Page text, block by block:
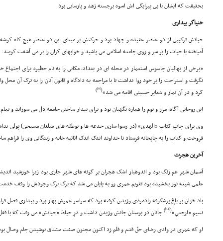
بحقیقت که ایشان با بى پیرایگى اش اسوه برجسته زهد و پارسایى بود
خنیاگر بیدارى
حیاتش ترکیبى از دو عنصر عقیده و جهاد بود و حرکتش بر مبناى این دو عنصر هیچ گاه
آمیخته با حیات را بر سر و روى جامعه اسلامى مى پاشید و خوابهاى گران را بر مى آشفت گویند:
«برخى از بهائیان جاسوس استعمار در محله اى در بغداد، مکانى را به نام حظیره براى اجتماع
نگرفت و استراحت را بر خود روا نداشت تا با مراجعه به دادگاه و قانون آنان را به ترک آن
کرد و در آن نماز و شعایر حسینى اقامه مى شد»(
[9]
)
این روحانى آگاه، مرز و بوم را هماره نگهبان بود و براى بیدار ساختن جامعه دل مى سوزاند
وى براى چاپ کتاب «الهدى» (در رسوا سازى خدعه ها و توطئه هاى مبلغان مسیحى) پولى
فروخت و کتاب را به چاپخانه فرستاد تا خداوند اندک اندک اثاثیه خانه و زندگانى وى را فراهم
آخرین هجرت
آسمان شهر غم رنگ بود و اندوهبار اشک هجران بر گونه هاى شهر جارى بود زیرا خورشید
علمى شیعه نور بخشیده بود تقویم عمرى رو به پایان مى شد که برگ برگ وجودش را وقف
باد خزان بر باغِ پرشکوفه رادمردى وزیدن گرفته بود که سراسر عمرش بهار بود و بیدارى
نسیم «ارجعىِ»(
[11]
)جانان در بوستان جانش وزیدن داشت و درِ حیاط «حیاتش» مى رفت که با
او که عمرى در وادى رضاى حقّ قدم و قلم زد اکنون مجنون صفت مشتاق نوشیدن جام وصال